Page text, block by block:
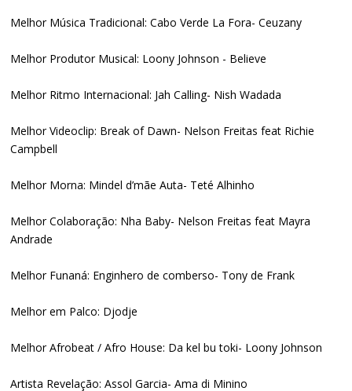
Melhor Música Tradicional: Cabo Verde La Fora- Ceuzany
Melhor Produtor Musical: Loony Johnson - Believe
Melhor Ritmo Internacional: Jah Calling- Nish Wadada
Melhor Videoclip: Break of Dawn- Nelson Freitas feat Richie
Campbell
Melhor Morna: Mindel d’mãe Auta- Teté Alhinho
Melhor Colaboração: Nha Baby- Nelson Freitas feat Mayra
Andrade
Melhor Funaná: Enginhero de comberso- Tony de Frank
Melhor em Palco: Djodje
Melhor Afrobeat / Afro House: Da kel bu toki- Loony Johnson
Artista Revelação: Assol Garcia- Ama di Minino